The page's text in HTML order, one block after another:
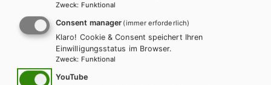
Zweck: Funktional
Consent manager (immer erforderlich)
Klaro! Cookie & Consent speichert Ihren
Einwilligungsstatus im Browser.
Zweck: Funktional
YouTube